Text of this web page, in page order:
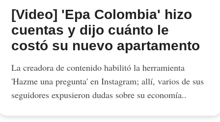
[Video] 'Epa Colombia' hizo
cuentas y dijo cuánto le
costó su nuevo apartamento
La creadora de contenido habilitó la herramienta
'Hazme una pregunta' en Instagram; allí, varios de sus
seguidores expusieron dudas sobre su economía..